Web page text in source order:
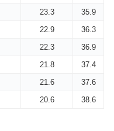
23.3
35.9
22.9
36.3
22.3
36.9
21.8
37.4
21.6
37.6
20.6 38.6